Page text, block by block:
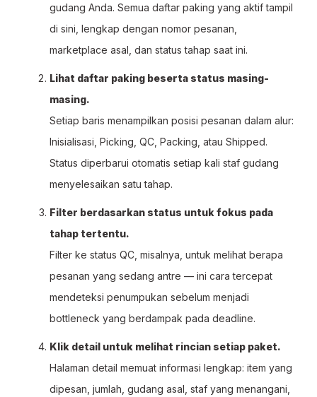
gudang Anda. Semua daftar paking yang aktif tampil
di sini, lengkap dengan nomor pesanan,
marketplace asal, dan status tahap saat ini.
Lihat daftar paking beserta status masing-
masing.
Setiap baris menampilkan posisi pesanan dalam alur:
Inisialisasi, Picking, QC, Packing, atau Shipped.
Status diperbarui otomatis setiap kali staf gudang
menyelesaikan satu tahap.
Filter berdasarkan status untuk fokus pada
tahap tertentu.
Filter ke status QC, misalnya, untuk melihat berapa
pesanan yang sedang antre — ini cara tercepat
mendeteksi penumpukan sebelum menjadi
bottleneck yang berdampak pada deadline.
Klik detail untuk melihat rincian setiap paket.
Halaman detail memuat informasi lengkap: item yang
dipesan, jumlah, gudang asal, staf yang menangani,